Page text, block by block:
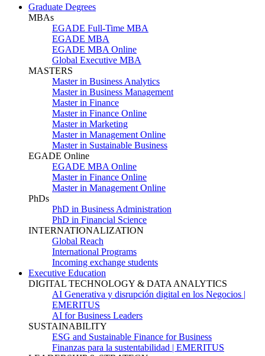
Graduate Degrees
MBAs
EGADE Full-Time MBA
EGADE MBA
EGADE MBA Online
Global Executive MBA
MASTERS
Master in Business Analytics
Master in Business Management
Master in Finance
Master in Finance Online
Master in Marketing
Master in Management Online
Master in Sustainable Business
EGADE Online
EGADE MBA Online
Master in Finance Online
Master in Management Online
PhDs
PhD in Business Administration
PhD in Financial Science
INTERNATIONALIZATION
Global Reach
International Programs
Incoming exchange students
Executive Education
DIGITAL TECHNOLOGY & DATA ANALYTICS
AI Generativa y disrupción digital en los Negocios |
EMERITUS
AI for Business Leaders
SUSTAINABILITY
ESG and Sustainable Finance for Business
Finanzas para la sustentabilidad | EMERITUS